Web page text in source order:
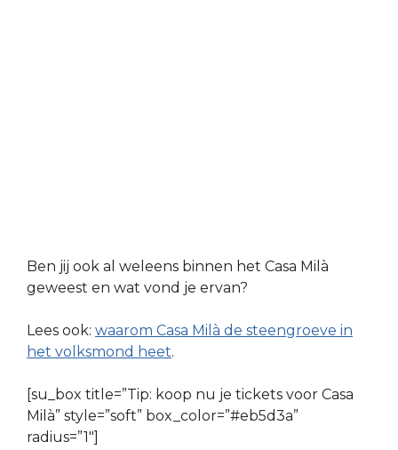
Ben jij ook al weleens binnen het Casa Milà
geweest en wat vond je ervan?
Lees ook: waarom Casa Milà de steengroeve in
het volksmond heet.
[su_box title=”Tip: koop nu je tickets voor Casa
Milà” style=”soft” box_color=”#eb5d3a”
radius=”1″]